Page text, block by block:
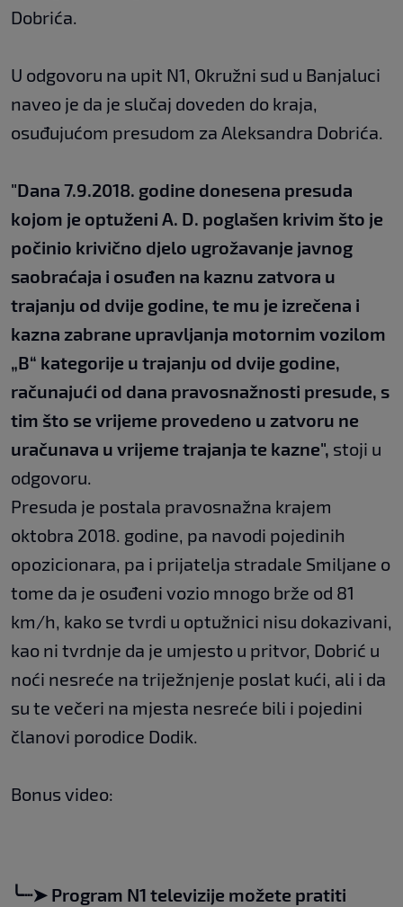
Dobrića.
U odgovoru na upit N1, Okružni sud u Banjaluci
naveo je da je slučaj doveden do kraja,
osuđujućom presudom za Aleksandra Dobrića.
"Dana 7.9.2018. godine donesena presuda
kojom je optuženi A. D. poglašen krivim što je
počinio krivično djelo ugrožavanje javnog
saobraćaja i osuđen na kaznu zatvora u
trajanju od dvije godine, te mu je izrečena i
kazna zabrane upravljanja motornim vozilom
„B“ kategorije u trajanju od dvije godine,
računajući od dana pravosnažnosti presude, s
tim što se vrijeme provedeno u zatvoru ne
uračunava u vrijeme trajanja te kazne", stoji u
odgovoru.
Presuda je postala pravosnažna krajem
oktobra 2018. godine, pa navodi pojedinih
opozicionara, pa i prijatelja stradale Smiljane o
tome da je osuđeni vozio mnogo brže od 81
km/h, kako se tvrdi u optužnici nisu dokazivani,
kao ni tvrdnje da je umjesto u pritvor, Dobrić u
noći nesreće na triježnjenje poslat kući, ali i da
su te večeri na mjesta nesreće bili i pojedini
članovi porodice Dodik.
Bonus video:
╰┈➤ Program N1 televizije možete pratiti